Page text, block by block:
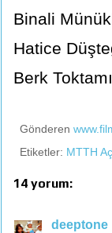
Binali
Hatice
Berk
Gönderen
Etiketler: MTTH
14 yorum:
deeptone